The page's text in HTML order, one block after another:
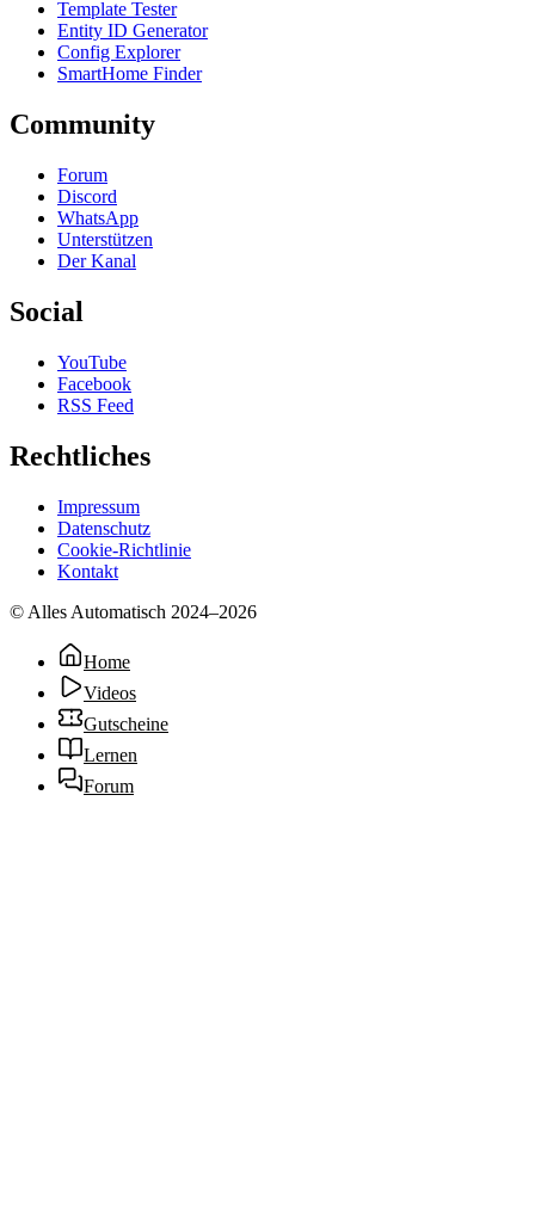
Template Tester
Entity ID Generator
Config Explorer
SmartHome Finder
Community
Forum
Discord
WhatsApp
Unterstützen
Der Kanal
Social
YouTube
Facebook
RSS Feed
Rechtliches
Impressum
Datenschutz
Cookie-Richtlinie
Kontakt
© Alles Automatisch 2024–2026
Home
Videos
Gutscheine
Lernen
Forum